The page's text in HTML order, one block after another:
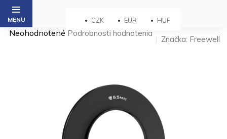
Prejsť
obsah
CZK EUR HUF
Priemerné
Neohodnotené Podrobnosti hodnotenia
Značka: Freewell